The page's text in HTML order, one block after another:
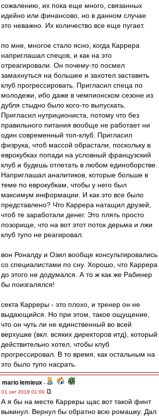
сожалению, их пока еще много, связанных
идейно или финансово, но в данном случае
это неважно. Их количество все еще пугает.
по мне, многое стало ясно, когда Каррера
наприглашал спецов, и как на это
отреагировали. Он почему-то посмел
замахнуться на большее и захотел заставить
клуб прогрессировать. Пригласил спеца по
молодежи, ибо даже в чемпионском сезоне из
дубля стыдно было кого-то выпускать.
Пригласил нутрициониста, потому что без
правильного питания вообще не работает ни
один современный топ-клуб. Пригласил
физрука, чтоб массой обрастали, поскольку в
еврокубках попади на условный французский
клуб и будешь отлетать в любом единоборстве.
Наприглашал аналитиков, которые больше в
теме по еврокубкам, чтобы у него был
максимум информации. И как это все было
представлено? Что Каррера натащил друзей,
чтоб те заработали денег. Это плять просто
позорище, что на вот этот поток дерьма и лжи
клуб тупо не реагировал.
вон Роналду и Озил вообще консультировались
со специалистами по сну. Хорошо, что Каррера
до этого не додумался. А то ж как же Рабинер
бы поизгалялся!
секта Карреры - это плохо, и тренер он не
выдающийся. Но при этом, такое ощущение,
что он чуть ли не единственный во всей
верхушке (вкл. всяких директоров итд), который
действительно хотел, чтобы клуб
прогрессировал. В то время, как остальным на
это было тупо насрать.
mario lemieux -
01 окт 2018 01:00
А я бы на месте Карреры щас вот такой финт
выкинул. Вернул бы обратно всю ромашку. Дал